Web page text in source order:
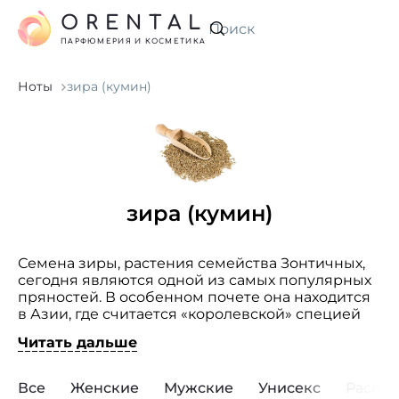
Искать
ORENTAL
ПАРФЮМЕРИЯ И КОСМЕТИКА
Ноты зира (кумин)
зира (кумин)
Семена зиры, растения семейства Зонтичных,
сегодня являются одной из самых популярных
пряностей. В особенном почете она находится
в Азии, где считается «королевской» специей
Зира считается растительным
эфирное масло, добываемое из семян кумина.
Читать дальше
Все Женские Мужские Унисекс